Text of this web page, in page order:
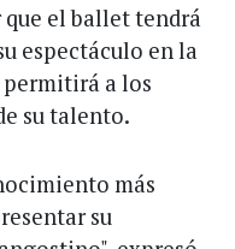
el ballet tendrá
espectáculo en la
a los
su talento.
más
su